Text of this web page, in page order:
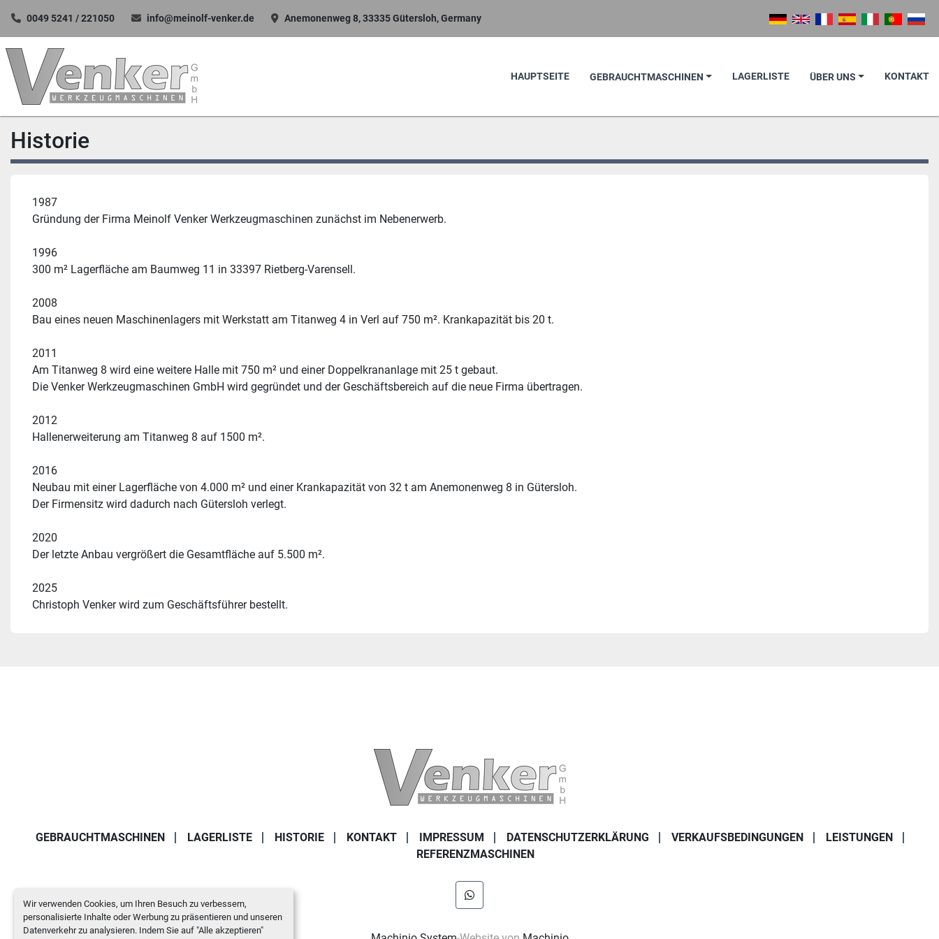
Wir verwenden Cookies, um Ihren Besuch zu verbessern,
personalisierte Inhalte oder Werbung zu präsentieren und unseren
Datenverkehr zu analysieren. Indem Sie auf "Alle akzeptieren"
0049 5241 / 221050 info@meinolf-venker.de Anemonenweg 8, 33335 Gütersloh, Germany
HAUPTSEITE GEBRAUCHTMASCHINEN LAGERLISTE ÜBER UNS KONTAKT
Historie
1987
Gründung der Firma Meinolf Venker Werkzeugmaschinen zunächst im Nebenerwerb.
1996
300 m² Lagerfläche am Baumweg 11 in 33397 Rietberg-Varensell.
2008
Bau eines neuen Maschinenlagers mit Werkstatt am Titanweg 4 in Verl auf 750 m². Krankapazität bis 20 t.
2011
Am Titanweg 8 wird eine weitere Halle mit 750 m² und einer Doppelkrananlage mit 25 t gebaut.
Die Venker Werkzeugmaschinen GmbH wird gegründet und der Geschäftsbereich auf die neue Firma übertragen.
2012
Hallenerweiterung am Titanweg 8 auf 1500 m².
2016
Neubau mit einer Lagerfläche von 4.000 m² und einer Krankapazität von 32 t am Anemonenweg 8 in Gütersloh.
Der Firmensitz wird dadurch nach Gütersloh verlegt.
2020
Der letzte Anbau vergrößert die Gesamtfläche auf 5.500 m².
2025
Christoph Venker wird zum Geschäftsführer bestellt.
GEBRAUCHTMASCHINEN LAGERLISTE HISTORIE KONTAKT IMPRESSUM DATENSCHUTZERKLÄRUNG VERKAUFSBEDINGUNGEN
LEISTUNGEN
REFERENZMASCHINEN
whatsapp